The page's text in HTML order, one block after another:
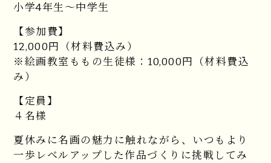
小学4年生～中学生
【参加費】
12,000円（材料費込み）
※絵画教室ももの生徒様：10,000円（材料費込
み）
【定員】
４名様
夏休みに名画の魅力に触れながら、いつもより
一歩レベルアップした作品づくりに挑戦してみ